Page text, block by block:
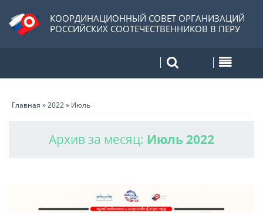
КООРДИНАЦИОННЫЙ СОВЕТ ОРГАНИЗАЦИЙ
РОССИЙСКИХ СООТЕЧЕСТВЕННИКОВ В ПЕРУ
Главная »2022» Июль
Архив за месяц: Июль 2022